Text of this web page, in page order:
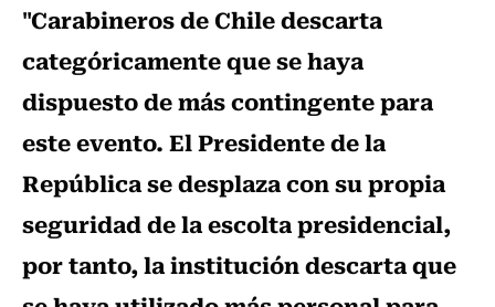
"Carabineros de Chile descarta
categóricamente que se haya
dispuesto de más contingente para
este evento. El Presidente de la
República se desplaza con su propia
seguridad de la escolta presidencial,
por tanto, la institución descarta que